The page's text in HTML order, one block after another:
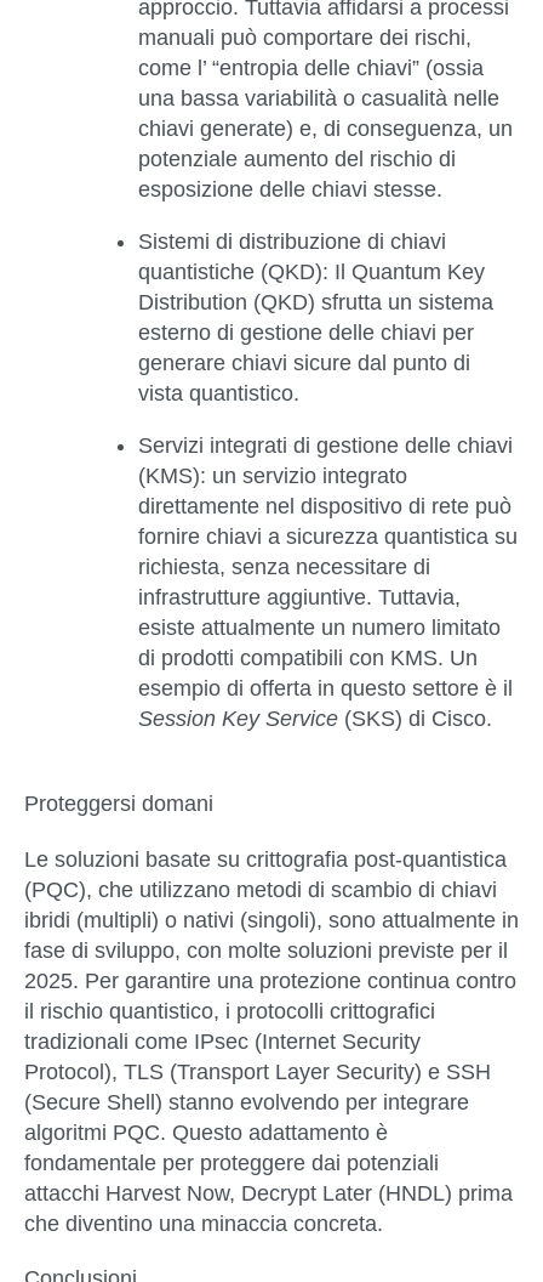
approccio. Tuttavia affidarsi a processi
manuali può comportare dei rischi,
come l’ “entropia delle chiavi” (ossia
una bassa variabilità o casualità nelle
chiavi generate) e, di conseguenza, un
potenziale aumento del rischio di
esposizione delle chiavi stesse.
Sistemi di distribuzione di chiavi
quantistiche (QKD): Il Quantum Key
Distribution (QKD) sfrutta un sistema
esterno di gestione delle chiavi per
generare chiavi sicure dal punto di
vista quantistico.
Servizi integrati di gestione delle chiavi
(KMS): un servizio integrato
direttamente nel dispositivo di rete può
fornire chiavi a sicurezza quantistica su
richiesta, senza necessitare di
infrastrutture aggiuntive. Tuttavia,
esiste attualmente un numero limitato
di prodotti compatibili con KMS. Un
esempio di offerta in questo settore è il
Session Key Service (SKS) di Cisco.
Proteggersi domani
Le soluzioni basate su crittografia post-quantistica
(PQC), che utilizzano metodi di scambio di chiavi
ibridi (multipli) o nativi (singoli), sono attualmente in
fase di sviluppo, con molte soluzioni previste per il
2025. Per garantire una protezione continua contro
il rischio quantistico, i protocolli crittografici
tradizionali come IPsec (Internet Security
Protocol), TLS (Transport Layer Security) e SSH
(Secure Shell) stanno evolvendo per integrare
algoritmi PQC. Questo adattamento è
fondamentale per proteggere dai potenziali
attacchi Harvest Now, Decrypt Later (HNDL) prima
che diventino una minaccia concreta.